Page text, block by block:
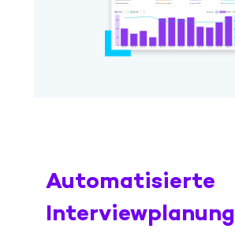
Automatisierte
Interviewplanung